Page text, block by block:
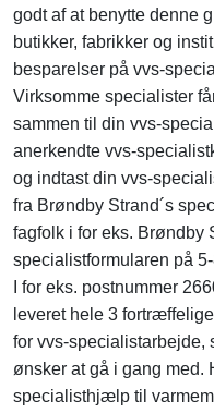
godt af at benytte denne
butikker, fabrikker og
besparelser på vvs-
Virksomme specialister
sammen til din vvs-
anerkendte vvs-
og indtast din vvs-
fra Brøndby Strand´s
fagfolk i for eks. Brøndby
specialistformularen på
I for eks. postnummer
leveret hele 3
for vvs-specialistarbejde,
ønsker at gå i gang med.
specialisthjælp til